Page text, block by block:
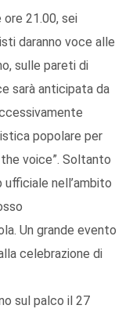
21.00, sei
daranno voce alle
sulle pareti di
sarà anticipata da
popolare per
voice”. Soltanto
ufficiale nell’ambito
Un grande evento
celebrazione di
sul palco il 27